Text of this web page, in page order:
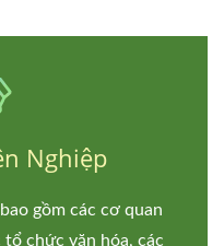
Nghiệp
gồm các cơ quan
chức văn hóa, các